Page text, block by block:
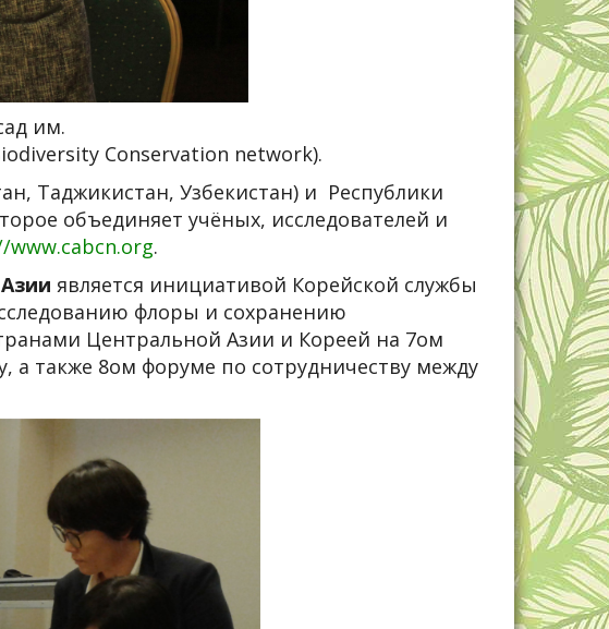
им.
Conservation network).
Таджикистан, Узбекистан) и Республики
объединяет учёных, исследователей и
.
является инициативой Корейской службы
флоры и сохранению
Центральной Азии и Кореей на 7ом
а также 8ом форуме по сотрудничеству между